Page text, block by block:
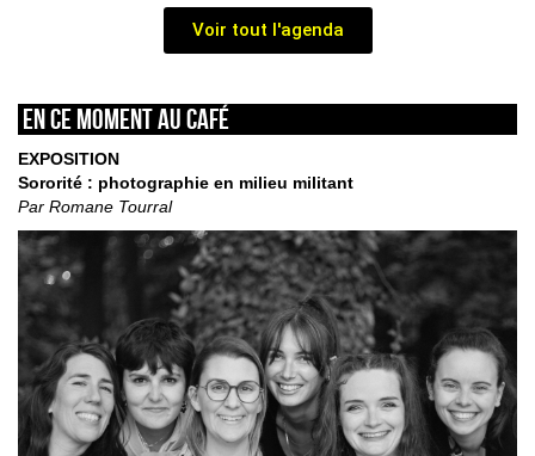
Voir tout l'agenda
En ce moment au café
EXPOSITION
Sororité : photographie en milieu militant
Par Romane Tourral